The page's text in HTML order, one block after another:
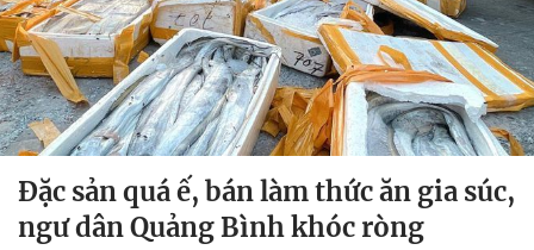
Đặc sản quá ế, bán làm thức ăn gia súc,
ngư dân Quảng Bình khóc ròng